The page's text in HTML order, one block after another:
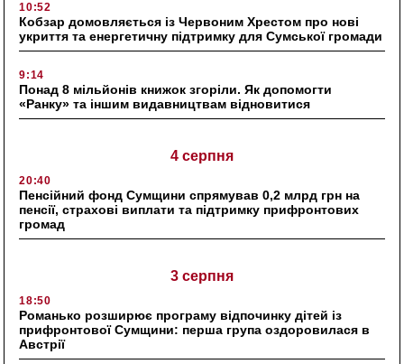
10:52
Кобзар домовляється із Червоним Хрестом про нові
укриття та енергетичну підтримку для Сумської громади
9:14
Понад 8 мільйонів книжок згоріли. Як допомогти
«Ранку» та іншим видавництвам відновитися
4 серпня
20:40
Пенсійний фонд Сумщини спрямував 0,2 млрд грн на
пенсії, страхові виплати та підтримку прифронтових
громад
3 серпня
18:50
Романько розширює програму відпочинку дітей із
прифронтової Сумщини: перша група оздоровилася в
Австрії